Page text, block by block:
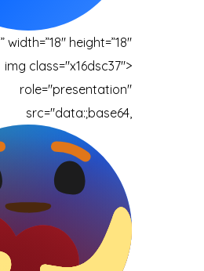
” width=”18″ height=”18″ />
<img class="x16dsc37"
role="presentation"
src="data:;base64,